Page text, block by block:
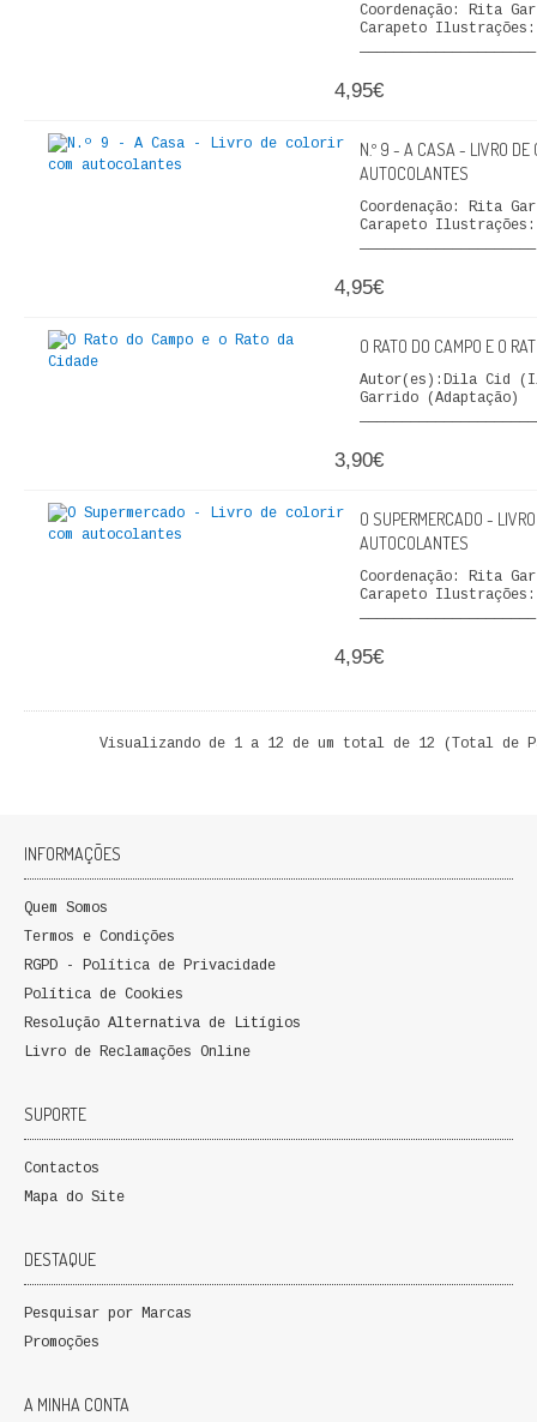
Coordenação: Rita
Carapeto
4,95€
N.º 9 - A CASA - LIVRO DE
AUTOCOLANTES
Coordenação: Rita
Carapeto
4,95€
O RATO DO CAMPO E O
Autor(es):Dila Cid
Garrido (Adaptação)
3,90€
O SUPERMERCADO -
AUTOCOLANTES
Coordenação: Rita
Carapeto
4,95€
Visualizando de 1 a 12 de um total de 12 (Total de
INFORMAÇÕES
Quem Somos
Termos e Condições
RGPD - Política de Privacidade
Política de Cookies
Resolução Alternativa de Litígios
Livro de Reclamações Online
SUPORTE
Contactos
Mapa do Site
DESTAQUE
Pesquisar por Marcas
Promoções
A MINHA CONTA